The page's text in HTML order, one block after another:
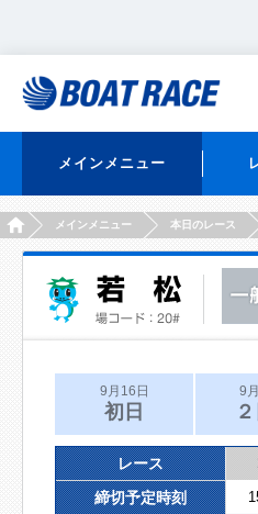
メインメニュー
HOMEメインメニュー 本日のレース
9月16日
初日
9
レース
締切予定時刻